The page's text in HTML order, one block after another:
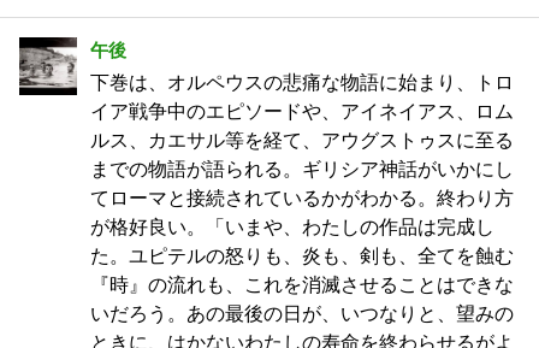
午後
下巻は、オルペウスの悲痛な物語に始まり、トロ
イア戦争中のエピソードや、アイネイアス、ロム
ルス、カエサル等を経て、アウグストゥスに至る
までの物語が語られる。ギリシア神話がいかにし
てローマと接続されているかがわかる。終わり方
が格好良い。「いまや、わたしの作品は完成し
た。ユピテルの怒りも、炎も、剣も、全てを蝕む
『時』の流れも、これを消滅させることはできな
いだろう。あの最後の日が、いつなりと、望みの
ときに、はかないわたしの寿命を終わらせるがよ